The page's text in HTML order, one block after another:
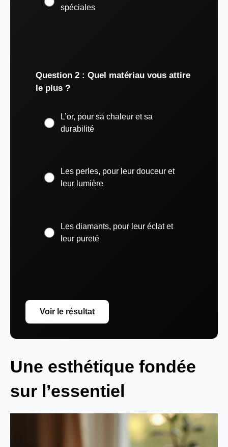
spéciales
Question 2 : Quel matériau vous attire
le plus ?
L’or, pour sa chaleur et sa
durabilité
Les perles, pour leur douceur et
leur lumière
Les diamants, pour leur éclat et
leur pureté
Voir le résultat
Une esthétique fondée
sur l’essentiel